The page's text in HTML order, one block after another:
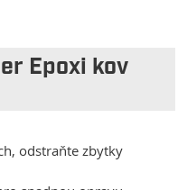
Epoxi kov
odstraňte zbytky